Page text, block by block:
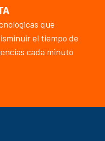
que
el tiempo de
cada minuto